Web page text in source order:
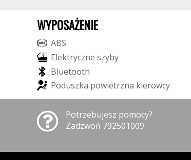
WYPOSAŻENIE
ABS
Elektryczne szyby
Bluetooth
Poduszka powietrzna kierowcy
Potrzebujesz pomocy?
Zadzwoń 792501009